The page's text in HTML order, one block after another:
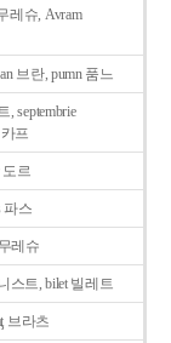
레슈, Avram
브란, pumn 품느
, septembrie
프
도르
파스
레슈
스트, bilet 빌레트
브라츠